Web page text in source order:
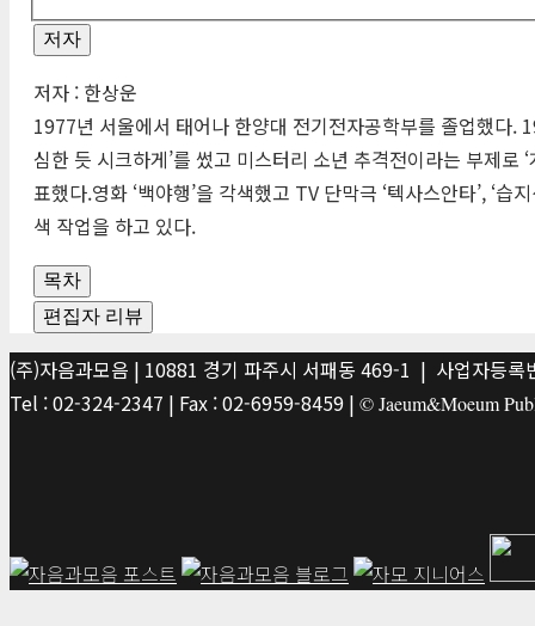
저자
저자 : 한상운
1977년 서울에서 태어나 한양대 전기전자공학부를 졸업했다.
심한 듯 시크하게’를 썼고 미스터리 소년 추격전이라는 부제로
표했다.영화 ‘백야행’을 각색했고 TV 단막극 ‘텍사스안타’, ‘습
색 작업을 하고 있다.
목차
편집자 리뷰
(주)자음과모음 | 10881 경기 파주시 서패동 469-1 | 사업자등
Tel : 02-324-2347 | Fax : 02-6959-8459 | © Jaeum&Moeum